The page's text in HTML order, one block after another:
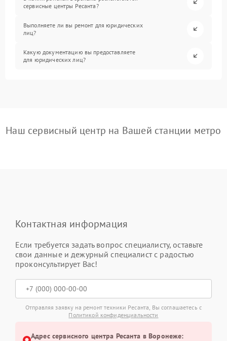
сервисные центры Ресанта?
Выполняете ли вы ремонт для юридических
лиц?
Какую документацию вы предоставляете
для юридических лиц?
Наш сервисный центр на Вашей станции метро
Контактная информация
Если требуется задать вопрос специалисту, оставьте
свои данные и дежурный специалист с радостью
проконсультирует Вас!
Отправляя заявку на ремонт техники Ресанта, Вы соглашаетесь с
Политикой конфиденциальности
Адрес сервисного центра Ресанта в Воронеже: